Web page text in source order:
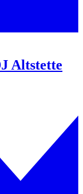
Altstette